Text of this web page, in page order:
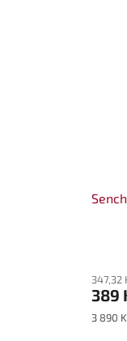
347,32
389
Měrná
3 890